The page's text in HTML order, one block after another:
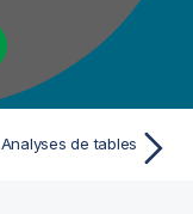
Analyses de tables